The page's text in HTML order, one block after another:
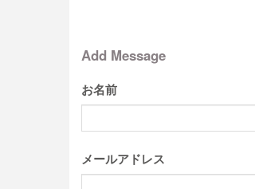
Add Message
お名前
メールアドレス